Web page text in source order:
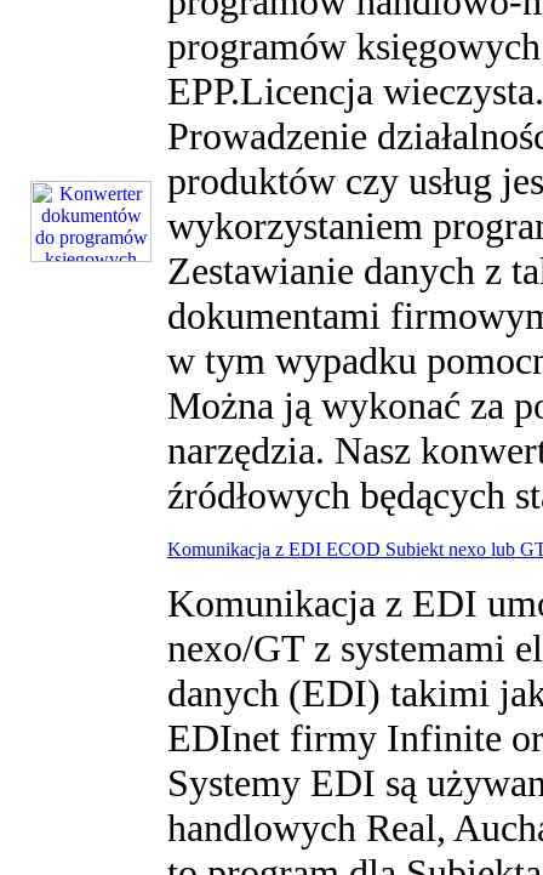
programów
EPP.Licencja
Prowadzenie
produktów czy usług
wykorzystaniem
Zestawianie danych z
dokumentami
w tym wypadku
Można ją wykonać za
narzędzia. Nasz
źródłowych będących
Komunikacja z EDI ECOD Subiekt nexo lub
Komunikacja z EDI
nexo/GT z systemami
danych (EDI) takimi
EDInet firmy Infinite
Systemy EDI są
handlowych Real,